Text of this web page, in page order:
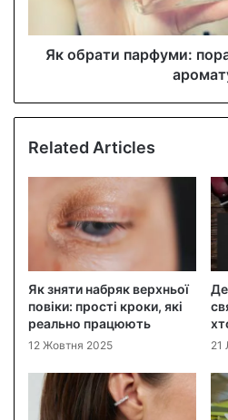
Як обрати парфуми:
Related Articles
Як зняти набряк верхньої
повіки: прості кроки, які
реально працюють
12 Жовтня 2025 21